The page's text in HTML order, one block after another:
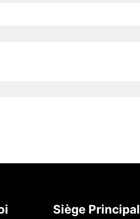
Siège Principal